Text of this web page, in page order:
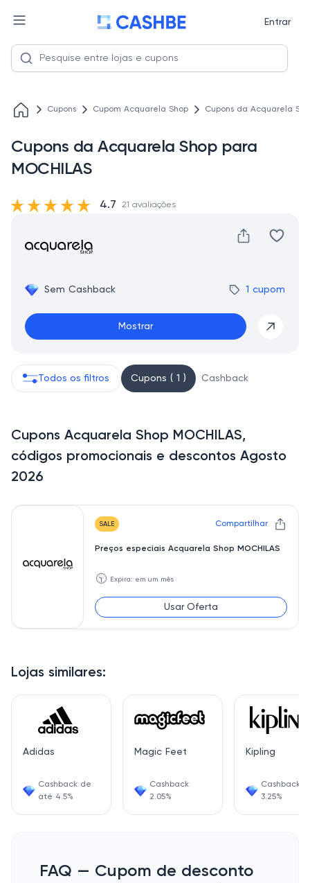
Entrar
Cupons Cupom Acquarela Shop Cupons da Acquarela
Cupons da Acquarela Shop para
MOCHILAS
Sem Cashback 1 cupom
Mostrar
4.7 21 avaliações
Lojas similares:
Adidas
Cashback de
até 4.5%
Magic Feet
Cashback
2.05%
Kipling
Cashback
3.25%
Todos os filtros Cupons ( 1 ) Cashback
Cupons Acquarela Shop MOCHILAS,
códigos promocionais e descontos Agosto
2026
SALE Compartilhar
Preços especiais Acquarela Shop MOCHILAS
🕥 Expira: em um mês
Usar Oferta
FAQ — Cupom de desconto